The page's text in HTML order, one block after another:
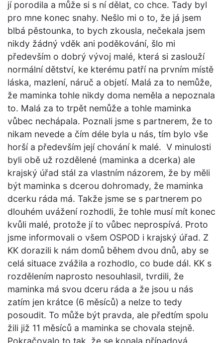
jí porodila a může si s ní dělat, co chce. Tady byl
pro mne konec snahy. Nešlo mi o to, že já jsem
blbá pěstounka, to bych zkousla, nečekala jsem
nikdy žádný vděk ani poděkování, šlo mi
především o dobrý vývoj malé, která si zaslouží
normální dětství, ke kterému patří na prvním místě
láska, mazlení, náruč a objetí. Malá za to nemůže,
že maminka tohle nikdy doma neměla a nepoznala
to. Malá za to trpět nemůže a tohle maminka
vůbec nechápala. Poznali jsme s partnerem, že to
nikam nevede a čím déle byla u nás, tím bylo vše
horší a především její chování k malé. V minulosti
byli obě už rozdělené (maminka a dcerka) ale
krajský úřad stál za vlastním názorem, že by měli
být maminka s dcerou dohromady, že maminka
dcerku ráda má. Takže jsme se s partnerem po
dlouhém uvážení rozhodli, že tohle musí mít konec
kvůli malé, protože jí to vůbec neprospívá. Proto
jsme informovali o všem OSPOD i krajský úřad. Z
KK dorazili k nám domů během dvou dnů, aby se
celá situace zvážila a rozhodlo, co bude dál. KK s
rozdělením naprosto nesouhlasil, tvrdili, že
maminka má svou dceru ráda a že jsou u nás
zatím jen krátce (6 měsíců) a nelze to tedy
posoudit. To může být pravda, ale předtím spolu
žili již 11 měsíců a maminka se chovala stejně.
Pokračovalo to tak, že se konala případová